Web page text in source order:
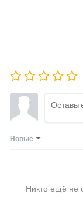
Новые
Никто ещё не